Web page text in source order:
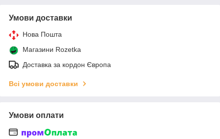
Умови доставки
Нова Пошта
Магазини Rozetka
Доставка за кордон Європа
Всі умови доставки
Умови оплати